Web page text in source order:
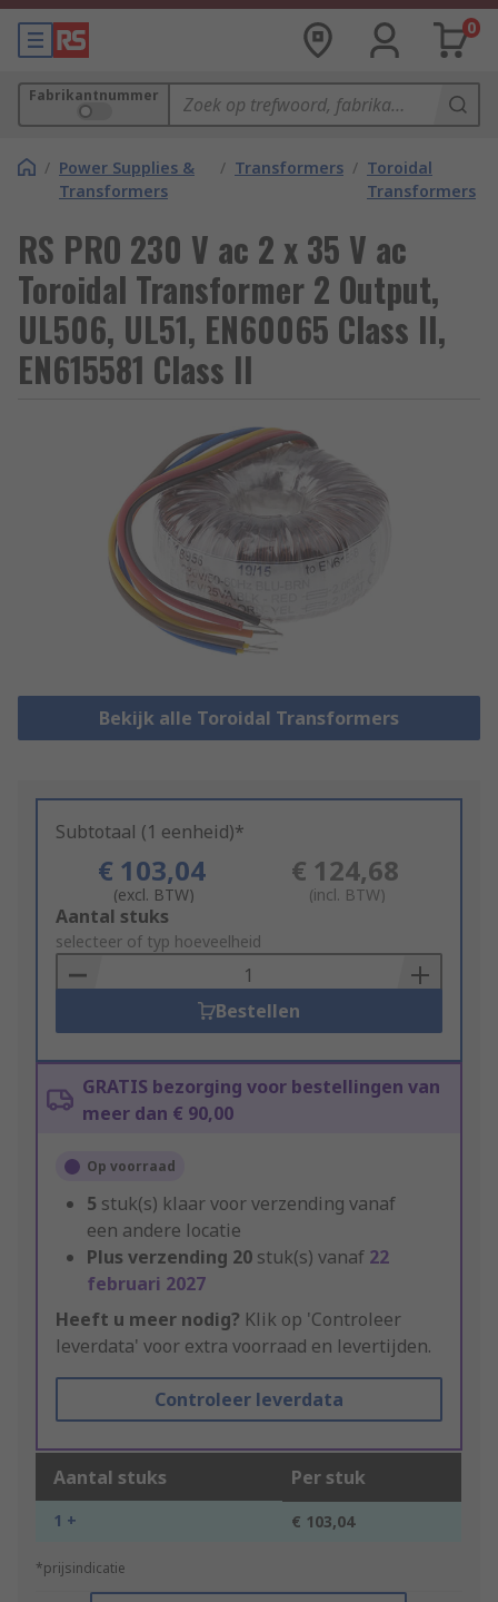
0
Fabrikantnummer
/ Power Supplies &
Transformers
/ Transformers / Toroidal
Transformers
RS PRO 230 V ac 2 x 35 V ac
Toroidal Transformer 2 Output,
UL506, UL51, EN60065 Class II,
EN615581 Class II
Bekijk alle Toroidal Transformers
Subtotaal (1 eenheid)*
€ 103,04
(excl. BTW)
€ 124,68
(incl. BTW)
Add
to
Basket
Aantal stuks
selecteer of typ hoeveelheid
Bestellen
GRATIS bezorging voor bestellingen van
meer dan € 90,00
Op voorraad
5 stuk(s) klaar voor verzending vanaf
een andere locatie
Plus verzending 20 stuk(s) vanaf 22
februari 2027
Heeft u meer nodig? Klik op 'Controleer
leverdata' voor extra voorraad en levertijden.
Controleer leverdata
Aantal stuks Per stuk
1 + € 103,04
*prijsindicatie